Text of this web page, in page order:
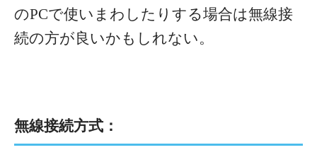
のPCで使いまわしたりする場合は無線接
続の方が良いかもしれない。
無線接続方式：